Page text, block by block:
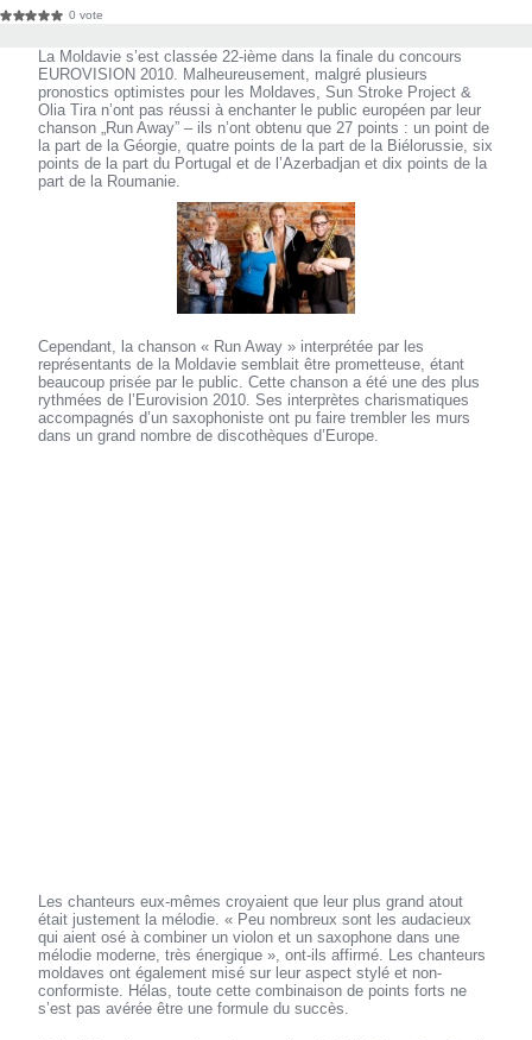
0 vote
La Moldavie s’est classée 22-ième dans la finale du concours
EUROVISION 2010. Malheureusement, malgré plusieurs
pronostics optimistes pour les Moldaves, Sun Stroke Project &
Olia Tira n’ont pas réussi à enchanter le public européen par leur
chanson „Run Away” – ils n’ont obtenu que 27 points : un point de
la part de la Géorgie, quatre points de la part de la Biélorussie, six
points de la part du Portugal et de l’Azerbadjan et dix points de la
part de la Roumanie.
Cependant, la chanson « Run Away » interprétée par les
représentants de la Moldavie semblait être prometteuse, étant
beaucoup prisée par le public. Cette chanson a été une des plus
rythmées de l’Eurovision 2010. Ses interprètes charismatiques
accompagnés d’un saxophoniste ont pu faire trembler les murs
dans un grand nombre de discothèques d’Europe.
Les chanteurs eux-mêmes croyaient que leur plus grand atout
était justement la mélodie. « Peu nombreux sont les audacieux
qui aient osé à combiner un violon et un saxophone dans une
mélodie moderne, très énergique », ont-ils affirmé. Les chanteurs
moldaves ont également misé sur leur aspect stylé et non-
conformiste. Hélas, toute cette combinaison de points forts ne
s’est pas avérée être une formule du succès.